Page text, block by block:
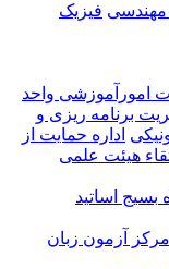
مهندسی فیزیک
امورآموزشی واحد
برنامه ریزی و
اداره حمایت از
هیئت علمی
بسیج اساتید
مرکز آزمون زبان